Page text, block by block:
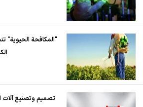
"المكافحة الحيوية"
تصميم وتصنيع آلات